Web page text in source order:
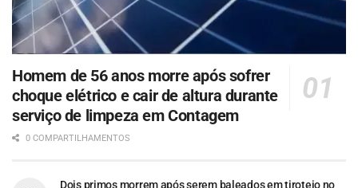
Homem de 56 anos morre após sofrer
choque elétrico e cair de altura durante
serviço de limpeza em Contagem
0 COMPARTILHAMENTOS
Dois primos morrem após serem baleados em tiroteio no